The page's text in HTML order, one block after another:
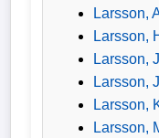
Larsson,
Larsson,
Larsson,
Larsson,
Larsson,
Larsson,